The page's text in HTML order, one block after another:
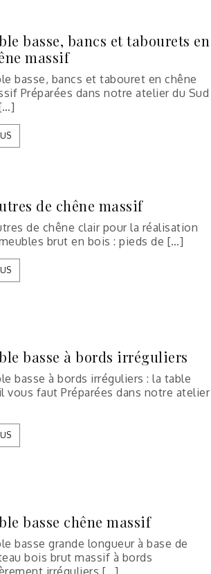
basse, bancs et tabourets en
massif
basse, bancs et tabouret en chêne
Préparées dans notre atelier du Sud
de chêne massif
de chêne clair pour la réalisation
brut en bois : pieds de […]
basse à bords irréguliers
basse à bords irréguliers : la table
vous faut Préparées dans notre atelier
basse chêne massif
basse grande longueur à base de
bois brut massif à bords
irréguliers […]